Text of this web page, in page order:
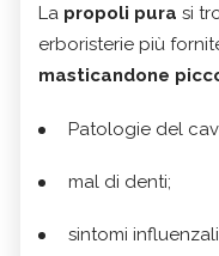
La propoli pura si
erboristerie più
masticandone
Patologie del
mal di denti;
sintomi